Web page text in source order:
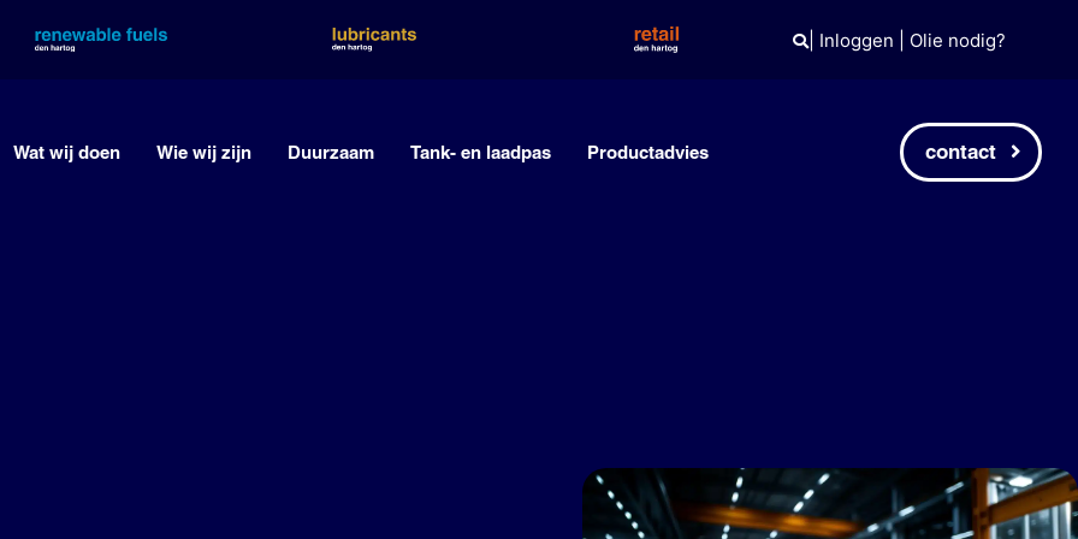
| Inloggen Olie nodig?
Wat wij doen Wie wij zijn Duurzaam Tank- en laadpas Productadvies contact